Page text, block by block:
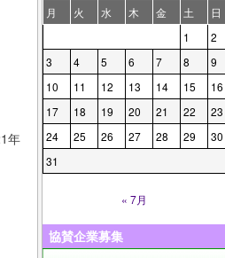
年
月 火 水 木 金 土
日
1
2
3
4 5 6 7 8
9
10
11 12 13 14 15
16
17
18 19 20 21 22
23
24
25 26 27 28 29
30
31
« 7月
協賛企業募集